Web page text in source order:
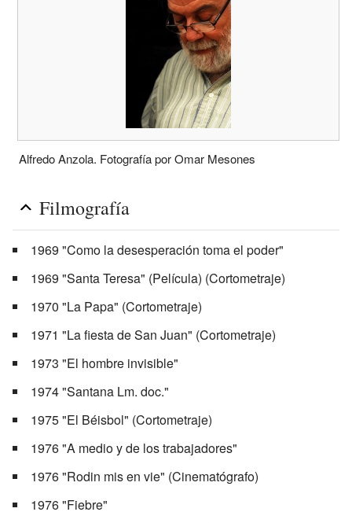
Alfredo Anzola. Fotografía por Omar Mesones
Filmografía
1969 "Como la desesperación toma el poder"
1969 "Santa Teresa" (Película) (Cortometraje)
1970 "La Papa" (Cortometraje)
1971 "La fiesta de San Juan" (Cortometraje)
1973 "El hombre invisible"
1974 "Santana Lm. doc."
1975 "El Béisbol" (Cortometraje)
1976 "A medio y de los trabajadores"
1976 "Rodin mis en vie" (Cinematógrafo)
1976 "Fiebre"